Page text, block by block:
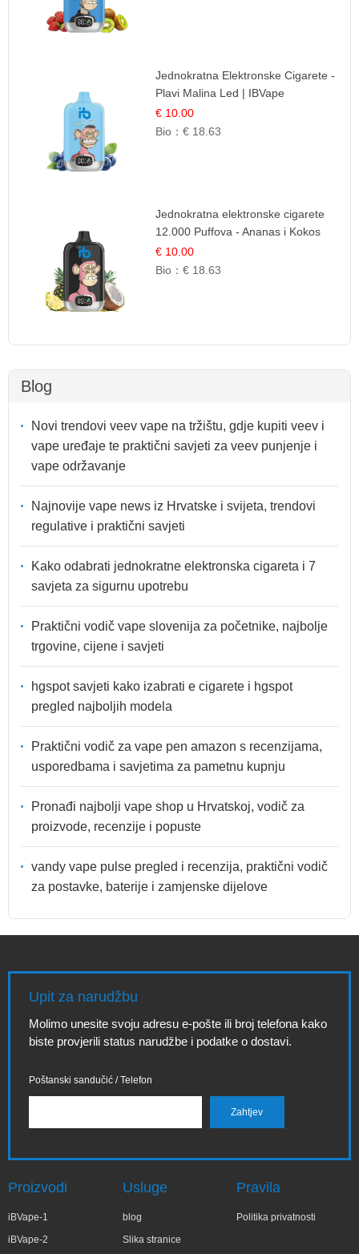
Jednokratna Elektronske Cigarete -
Plavi Malina Led | IBVape
€ 10.00
Bio：€ 18.63
Jednokratna elektronske cigarete
12.000 Puffova - Ananas i Kokos
Sladoled | Tropski Desert
€ 10.00
Bio：€ 18.63
Blog
Novi trendovi veev vape na tržištu, gdje kupiti veev i
vape uređaje te praktični savjeti za veev punjenje i
vape održavanje
Najnovije vape news iz Hrvatske i svijeta, trendovi
regulative i praktični savjeti
Kako odabrati jednokratne elektronska cigareta i 7
savjeta za sigurnu upotrebu
Praktični vodič vape slovenija za početnike, najbolje
trgovine, cijene i savjeti
hgspot savjeti kako izabrati e cigarete i hgspot
pregled najboljih modela
Praktični vodič za vape pen amazon s recenzijama,
usporedbama i savjetima za pametnu kupnju
Pronađi najbolji vape shop u Hrvatskoj, vodič za
proizvode, recenzije i popuste
vandy vape pulse pregled i recenzija, praktični vodič
za postavke, baterije i zamjenske dijelove
Upit za narudžbu
Molimo unesite svoju adresu e-pošte ili broj telefona kako
biste provjerili status narudžbe i podatke o dostavi.
Poštanski sandučić / Telefon
Proizvodi
iBVape-1
iBVape-2
Usluge
blog
Slika stranice
Pravila
Politika privatnosti